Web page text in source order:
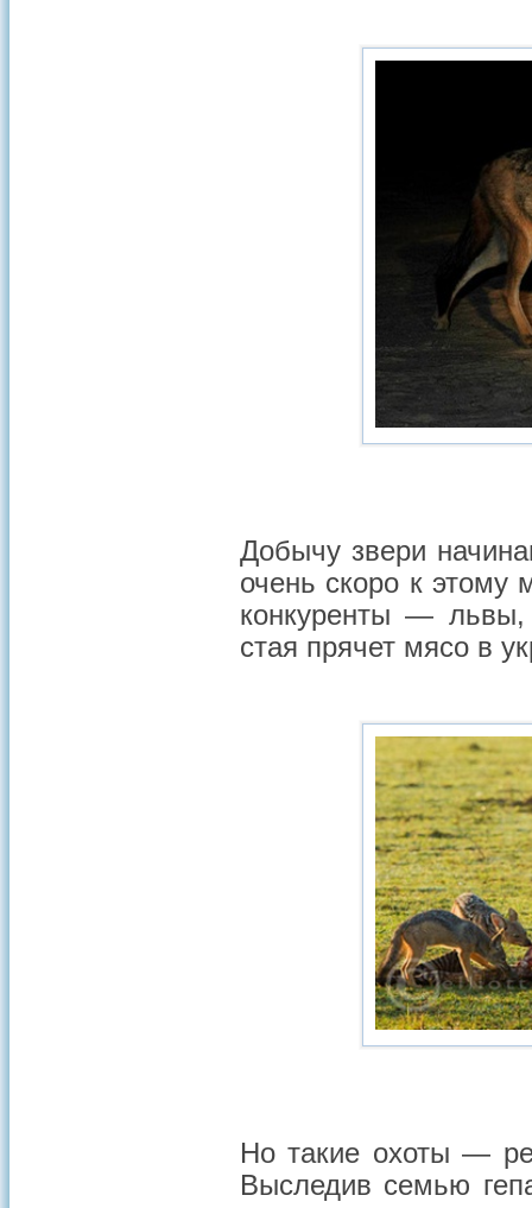
Добычу звери
очень скоро к этому
конкуренты — львы,
стая прячет мясо в
Но такие охоты —
Выследив семью